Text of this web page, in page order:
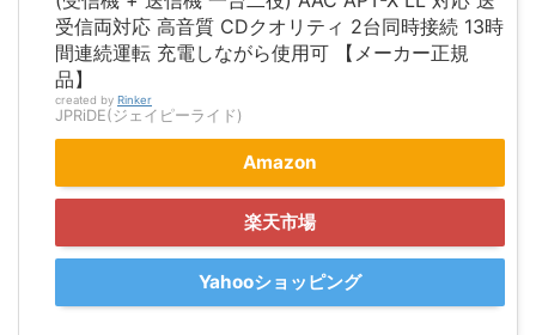
受信両対応 高音質 CDクオリティ 2台同時接続 13時
間連続運転 充電しながら使用可 【メーカー正規
品】
created by Rinker
JPRiDE(ジェイピーライド)
Amazon
楽天市場
Yahooショッピング